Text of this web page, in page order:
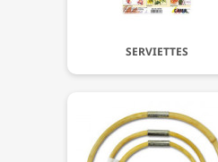
SERVIETTES